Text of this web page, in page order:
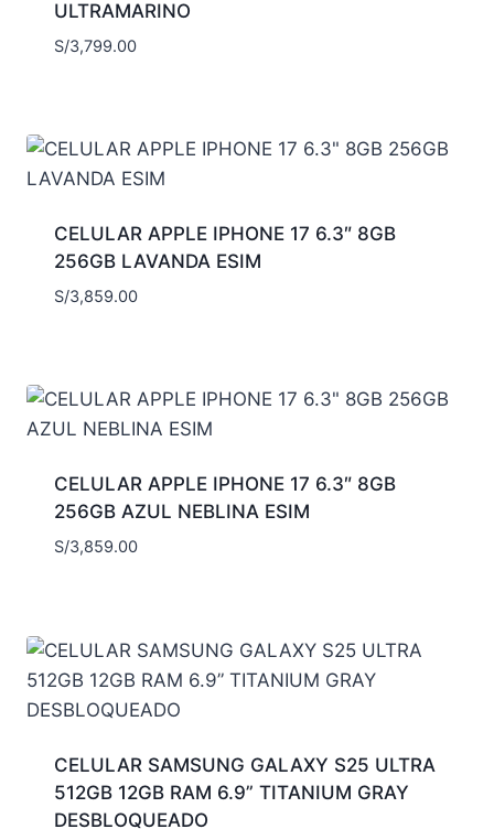
ULTRAMARINO
S/3,799.00
CELULAR APPLE IPHONE 17 6.3″ 8GB
256GB LAVANDA ESIM
S/3,859.00
CELULAR APPLE IPHONE 17 6.3″ 8GB
256GB AZUL NEBLINA ESIM
S/3,859.00
CELULAR SAMSUNG GALAXY S25 ULTRA
512GB 12GB RAM 6.9” TITANIUM GRAY
DESBLOQUEADO